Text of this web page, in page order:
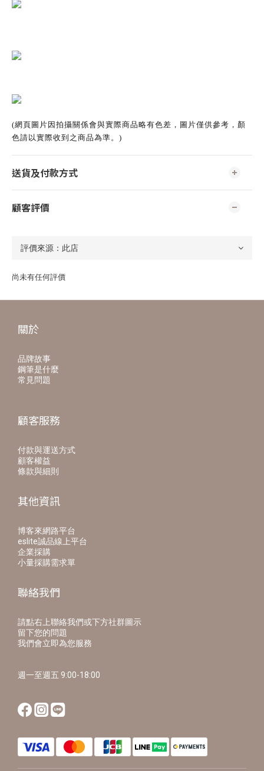
(網頁圖片因拍攝關係會與實際商品略有色差，圖片僅供參考，顏
色請以實際收到之商品為準。)
送貨及付款方式
顧客評價
尚未有任何評價
關於
品牌故事
鋼筆是什麼
常見問題
顧客服務
付款與運送方式
顧客權益
條款與細則
其他資訊
博客來網路平台
eslite誠品線上平台
企業採購
小量採購需求單
聯絡我們
請點右上聯絡我們或下方社群圖示
留下您的問題
我們會立即為您服務
週一至週五 9:00-18:00